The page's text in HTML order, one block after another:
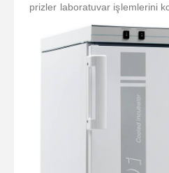
prizler laboratuvar işlemlerini